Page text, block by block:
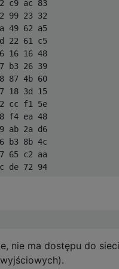
c9 ac 83
99 23 32
49 62 a5
22 61 c5
16 16 48
b3 26 39
87 4b 60
18 3d 15
cc f1 5e
f4 ea 48
ab 2a d6
b3 8b 4c
65 c2 aa
nie ma dostępu do